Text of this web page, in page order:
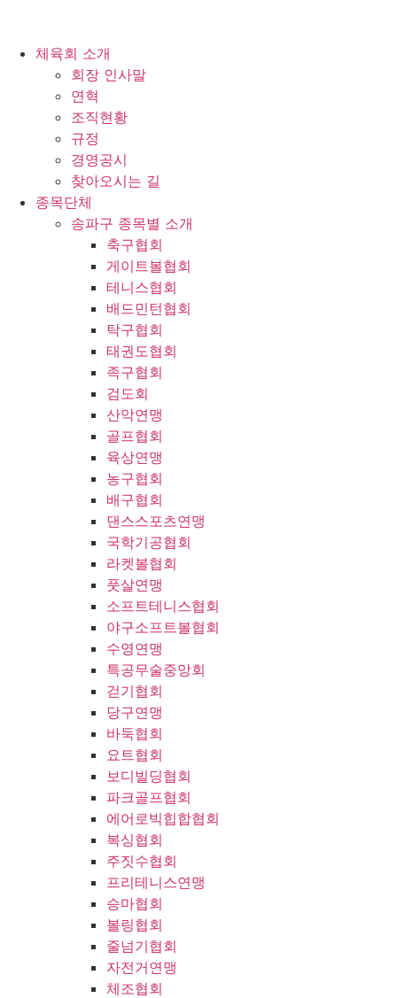
체육회 소개
회장 인사말
연혁
조직현황
규정
경영공시
찾아오시는 길
종목단체
송파구 종목별 소개
축구협회
게이트볼협회
테니스협회
배드민턴협회
탁구협회
태권도협회
족구협회
검도회
산악연맹
골프협회
육상연맹
농구협회
배구협회
댄스스포츠연맹
국학기공협회
라켓볼협회
풋살연맹
소프트테니스협회
야구소프트볼협회
수영연맹
특공무술중앙회
걷기협회
당구연맹
바둑협회
요트협회
보디빌딩협회
파크골프협회
에어로빅힙합협회
복싱협회
주짓수협회
프리테니스연맹
승마협회
볼링협회
줄넘기협회
자전거연맹
체조협회